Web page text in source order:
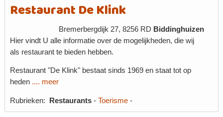
Restaurant De Klink
Bremerbergdijk 27, 8256 RD Biddinghuizen
Hier vindt U alle informatie over de mogelijkheden, die wij
als restaurant te bieden hebben.
Restaurant "De Klink" bestaat sinds 1969 en staat tot op
heden .... meer
Rubrieken: Restaurants -Toerisme -